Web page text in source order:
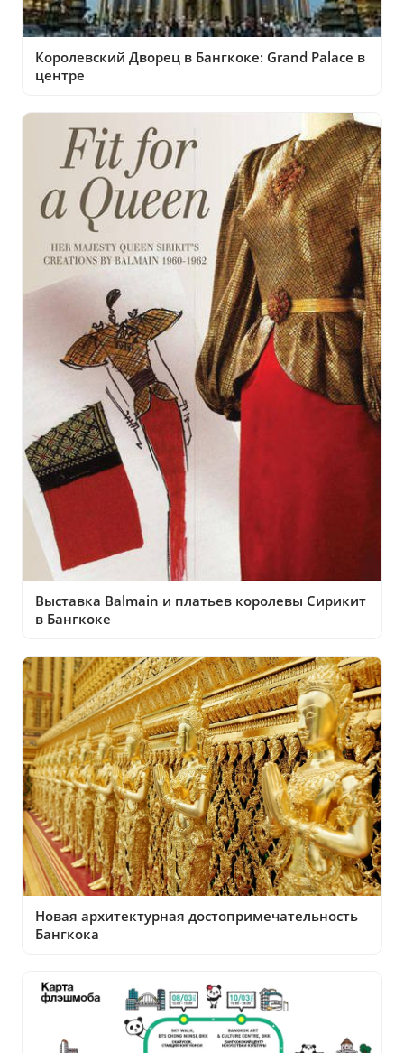
Королевский Дворец в Бангкоке: Grand Palace в
центре
Выставка Balmain и платьев королевы Сирикит
в Бангкоке
Новая архитектурная достопримечательность
Бангкока